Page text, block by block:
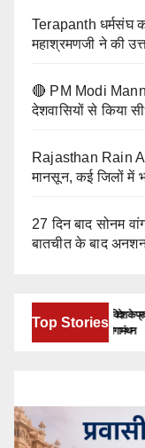
Terapanth धर्मसंघ
महाश्रमणजी ने की
🔴 PM Modi
देशवासियों से किया
Rajasthan Rain
मानसून, कई जिलों में
27 दिन बाद सोनम
बातचीत के बाद
Top Stories
बेंगलूरु में जुटेंगे देश-विदेश के प्रवासी
के नए अवसरों पर होगा मंथन